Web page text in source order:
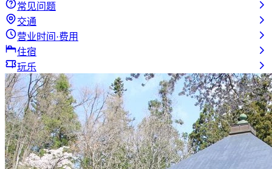
常见问题
交通
营业时间·费用
住宿
玩乐